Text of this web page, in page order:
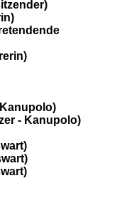
- Kanupolo)